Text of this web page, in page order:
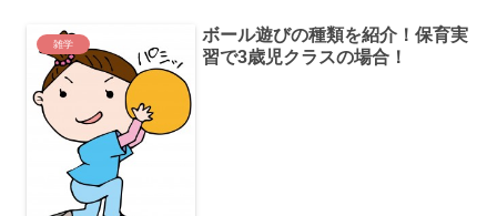
雑学
ボール遊びの種類を紹介！保育実
習で3歳児クラスの場合！